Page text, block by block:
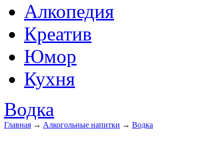
Алкопедия
Креатив
Юмор
Кухня
Водка
Главная → Алкогольные напитки → Водка